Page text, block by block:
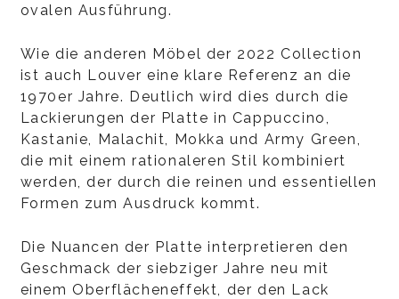
ovalen Ausführung.
Wie die anderen Möbel der 2022 Collection
ist auch Louver eine klare Referenz an die
1970er Jahre. Deutlich wird dies durch die
Lackierungen der Platte in Cappuccino,
Kastanie, Malachit, Mokka und Army Green,
die mit einem rationaleren Stil kombiniert
werden, der durch die reinen und essentiellen
Formen zum Ausdruck kommt.
Die Nuancen der Platte interpretieren den
Geschmack der siebziger Jahre neu mit
einem Oberflächeneffekt, der den Lack